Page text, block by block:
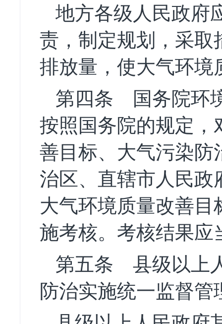
地方各级人民政府
责，制定规划，采取
排放量，使大气环境
第四条 国务院环
按照国务院的规定，
善目标、大气污染防
治区、直辖市人民
大气环境质量改善
施考核。考核结果应
第五条 县级以上
防治实施统一监督管